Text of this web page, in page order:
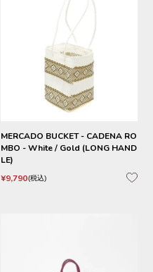
MERCADO BUCKET - CADENA RO
MBO - White / Gold (LONG HAND
LE)
¥9,790 税込